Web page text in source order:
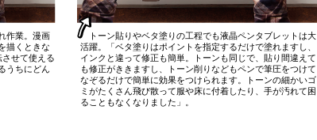
作業。漫画
描くときな
せて使える
うちにどん
トーン貼りやベタ塗りの工程でも液晶ペンタブレットは大
活躍。「ベタ塗りはポイントを指定するだけで塗れますし、
インクと違って修正も簡単。トーンも同じで、貼り間違えて
も修正がききますし、トーン削りなどもペンで筆圧をつけて
なぞるだけで簡単に効果をつけられます。トーンの細かいゴ
ミがたくさん飛び散って服や床に付着したり、手が汚れて困
ることもなくなりました」。